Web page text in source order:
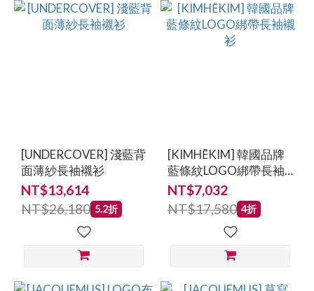
[UNDERCOVER] 淺藍背
面薄紗長袖襯衫
NT$13,614
NT$26,180 5.2折
[KIMHĒKIM] 韓國品牌
藍條紋LOGO綁帶長袖
襯衫
NT$7,032
NT$17,580 4折